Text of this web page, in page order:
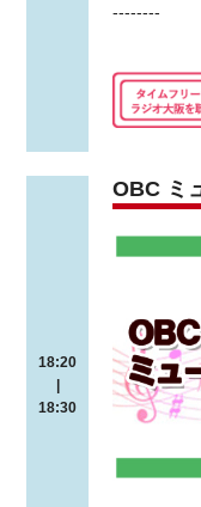
--------
18:20
|
18:30
OBC ミ